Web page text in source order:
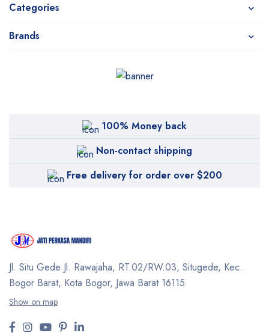
Categories
Brands
100% Money back
Non-contact shipping
Free delivery for order over $200
Jl. Situ Gede Jl. Rawajaha, RT.02/RW.03, Situgede, Kec.
Bogor Barat, Kota Bogor, Jawa Barat 16115
Show on map